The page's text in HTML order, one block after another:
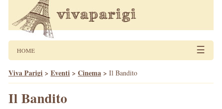
HOME ☰
Viva Parigi > Eventi > Cinema > Il Bandito
Il Bandito